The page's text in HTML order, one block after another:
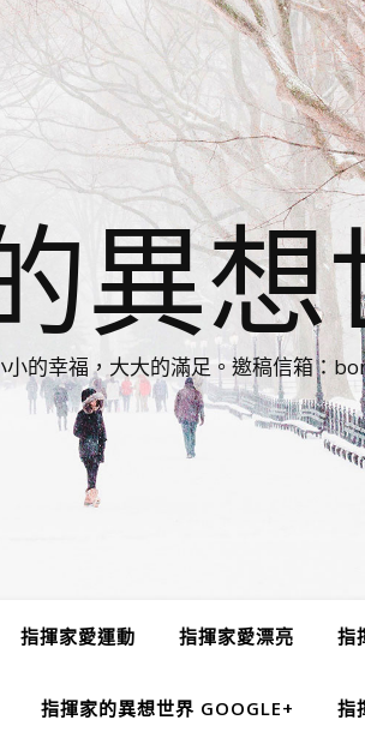
異
的幸福，大大的滿足。邀稿信箱：
指揮家愛運動 指揮家愛漂亮 指
指揮家的異想世界 GOOGLE+ 指